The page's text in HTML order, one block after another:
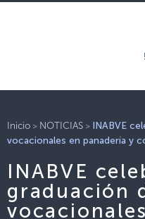
Inicio > NOTICIAS > INABVE
vocacionales en panadería y
INABVE
graduación